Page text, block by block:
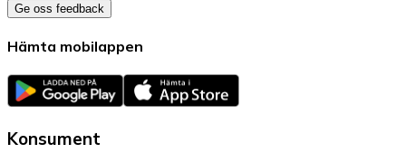
Ge oss feedback
Hämta mobilappen
Konsument